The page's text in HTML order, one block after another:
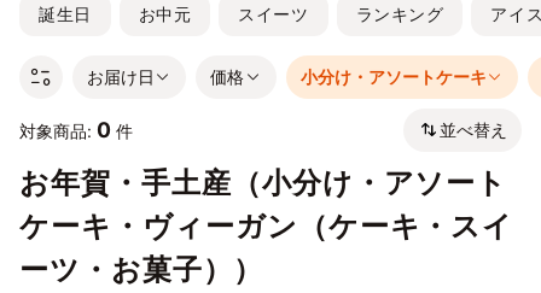
誕生日 お中元 スイーツ ランキング アイ
お届け日 価格 小分け・アソートケーキ
対象商品: 0 件 並べ替え
お年賀・手土産（小分け・アソート
ケーキ・ヴィーガン（ケーキ・スイ
ーツ・お菓子））